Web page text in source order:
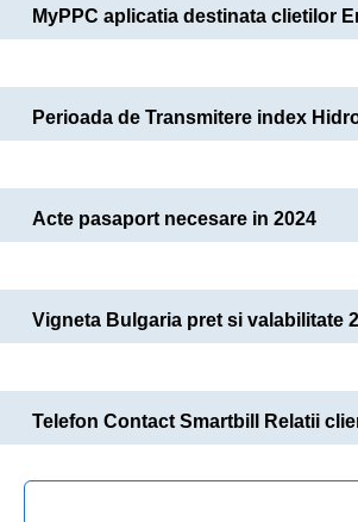
MyPPC aplicatia destinata clietilor
Perioada de Transmitere index
Acte pasaport necesare in 2024
Vigneta Bulgaria pret si valabilitate
Telefon Contact Smartbill Relatii